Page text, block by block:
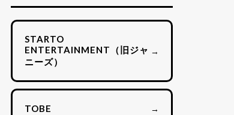
STARTO
ENTERTAINMENT（旧ジャ
ニーズ）
→
TOBE →